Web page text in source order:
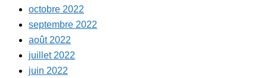
octobre 2022
septembre 2022
août 2022
juillet 2022
juin 2022